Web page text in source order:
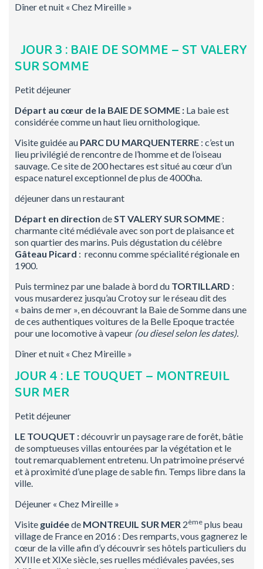
Dîner et nuit « Chez Mireille »
JOUR 3 : BAIE DE SOMME – ST VALERY
SUR SOMME
Petit déjeuner
Départ au cœur de la BAIE DE SOMME : La baie est
considérée comme un haut lieu ornithologique.
Visite guidée au PARC DU MARQUENTERRE : c’est un
lieu privilégié de rencontre de l’homme et de l’oiseau
sauvage. Ce site de 200 hectares est situé au cœur d’un
espace naturel exceptionnel de plus de 4000ha.
déjeuner dans un restaurant
Départ en direction de ST VALERY SUR SOMME :
charmante cité médiévale avec son port de plaisance et
son quartier des marins. Puis dégustation du célèbre
Gâteau Picard : reconnu comme spécialité régionale en
1900.
Puis terminez par une balade à bord du TORTILLARD :
vous musarderez jusqu’au Crotoy sur le réseau dit des
« bains de mer », en découvrant la Baie de Somme dans une
de ces authentiques voitures de la Belle Epoque tractée
pour une locomotive à vapeur (ou diesel selon les dates).
Dîner et nuit « Chez Mireille »
JOUR 4 : LE TOUQUET – MONTREUIL
SUR MER
Petit déjeuner
LE TOUQUET :découvrir un paysage rare de forêt, bâtie
de somptueuses villas entourées par la végétation et le
tout remarquablement entretenu. Un patrimoine préservé
et à proximité d’une plage de sable fin. Temps libre dans la
ville.
Déjeuner « Chez Mireille »
Visite guidéede MONTREUIL SUR MER 2ème plus beau
village de France en 2016 : Des remparts, vous gagnerez le
cœur de la ville afin d’y découvrir ses hôtels particuliers du
XVIIIe et XIXe siècle, ses ruelles médiévales pavées, ses